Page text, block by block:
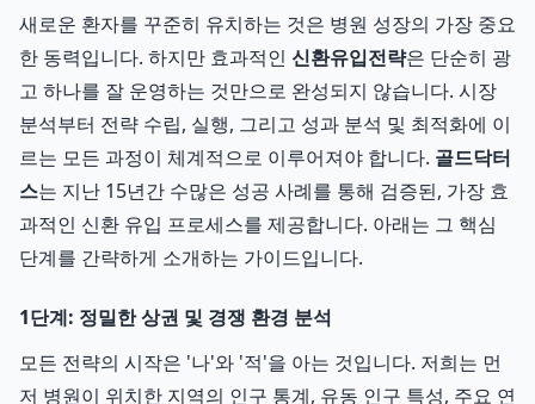
새로운 환자를 꾸준히 유치하는 것은 병원 성장의 가장 중요
한 동력입니다. 하지만 효과적인 신환유입전략은 단순히 광
고 하나를 잘 운영하는 것만으로 완성되지 않습니다. 시장
분석부터 전략 수립, 실행, 그리고 성과 분석 및 최적화에 이
르는 모든 과정이 체계적으로 이루어져야 합니다. 골드닥터
스는 지난 15년간 수많은 성공 사례를 통해 검증된, 가장 효
과적인 신환 유입 프로세스를 제공합니다. 아래는 그 핵심
단계를 간략하게 소개하는 가이드입니다.
1단계: 정밀한 상권 및 경쟁 환경 분석
모든 전략의 시작은 '나'와 '적'을 아는 것입니다. 저희는 먼
저 병원이 위치한 지역의 인구 통계, 유동 인구 특성, 주요 연